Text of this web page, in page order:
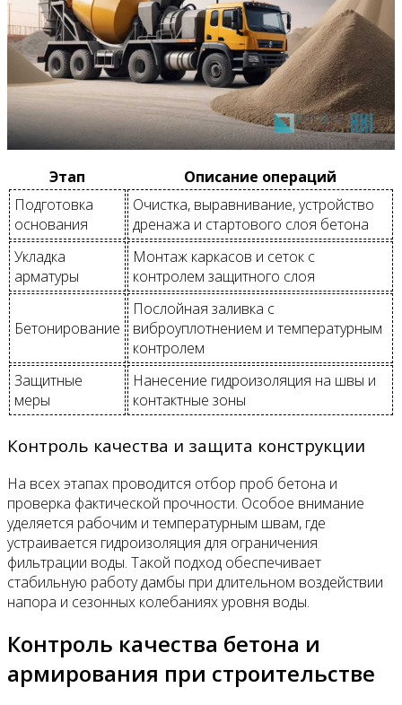
Этап
Описание операций
Подготовка
основания
Очистка, выравнивание, устройство
дренажа и стартового слоя бетона
Укладка
арматуры
Монтаж каркасов и сеток с
контролем защитного слоя
Бетонирование
Послойная заливка с
виброуплотнением и температурным
контролем
Защитные
меры
Нанесение гидроизоляция на швы и
контактные зоны
Контроль качества и защита конструкции
На всех этапах проводится отбор проб бетона и
проверка фактической прочности. Особое внимание
уделяется рабочим и температурным швам, где
устраивается гидроизоляция для ограничения
фильтрации воды. Такой подход обеспечивает
стабильную работу дамбы при длительном воздействии
напора и сезонных колебаниях уровня воды.
Контроль качества бетона и
армирования при строительстве